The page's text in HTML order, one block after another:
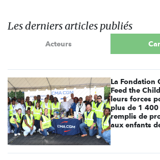
Les derniers articles publiés
Acteurs
La Fondation
Feed the
leurs forces
plus de 1 400
remplis de
aux enfants